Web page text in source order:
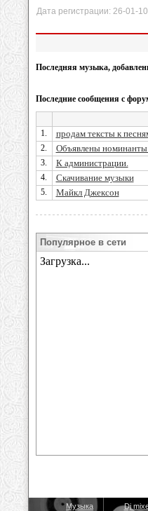
Дата регистрации: 26-
Последняя музыка,
Последние сообщения с
1. продам тексты к
2. Объявлены
3. К администрации.
4. Скачивание музыки
5. Майкл Джексон
Популярное в сети
Музыка Dj